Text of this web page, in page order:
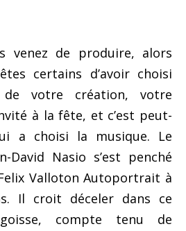
venez de produire, alors
certains d’avoir choisi
de votre création, votre
à la fête, et c’est peut-
a choisi la musique. Le
David Nasio s’est penché
Valloton Autoportrait à
Il croit déceler dans ce
compte tenu de